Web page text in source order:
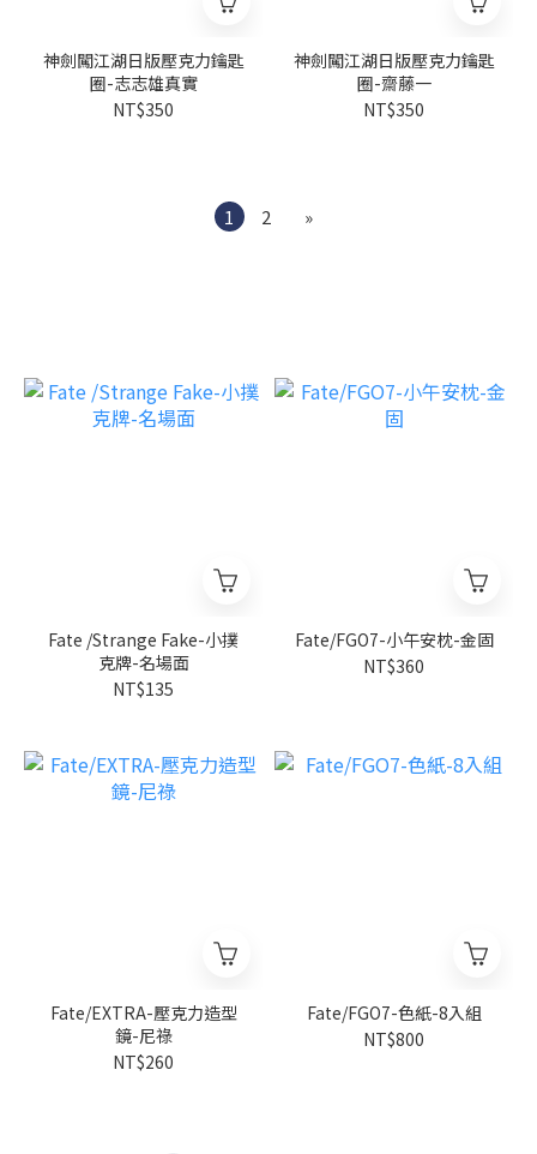
神劍闖江湖日版壓克力鑰匙
圈-志志雄真實
NT$350
神劍闖江湖日版壓克力鑰匙
圈-齋藤一
NT$350
1 2 »
Fate /Strange Fake-小撲
克牌-名場面
NT$135
Fate/FGO7-小午安枕-金固
NT$360
Fate/EXTRA-壓克力造型
鏡-尼祿
NT$260
Fate/FGO7-色紙-8入組
NT$800